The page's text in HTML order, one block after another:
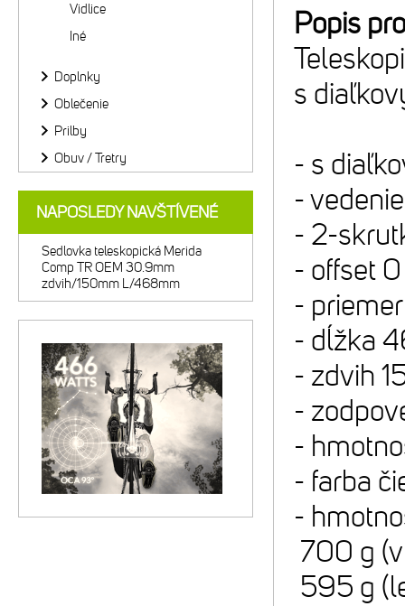
Popis
s
- s
-
- 2-
- offset
-
- dĺžka
- zdvih
-
-
- farba
-
700 g
595 g
Vidlice
Iné
Doplnky
Oblečenie
Prilby
Obuv / Tretry
NAPOSLEDY NAVŠTÍVENÉ
Sedlovka teleskopická Merida
Comp TR OEM 30.9mm
zdvih/150mm L/468mm